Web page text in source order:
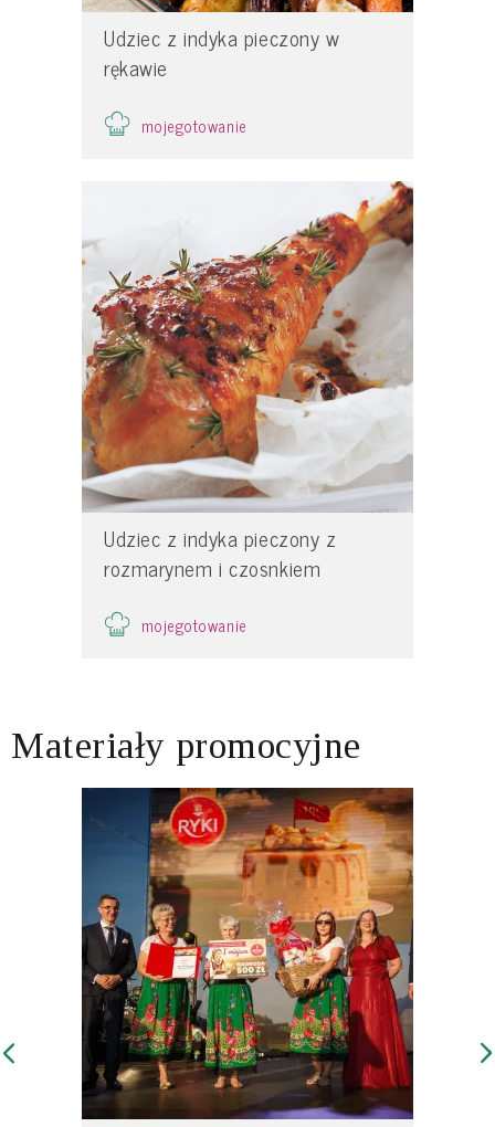
Udziec z indyka pieczony w
rękawie
mojegotowanie
Udziec z indyka pieczony z
rozmarynem i czosnkiem
mojegotowanie
Materiały promocyjne